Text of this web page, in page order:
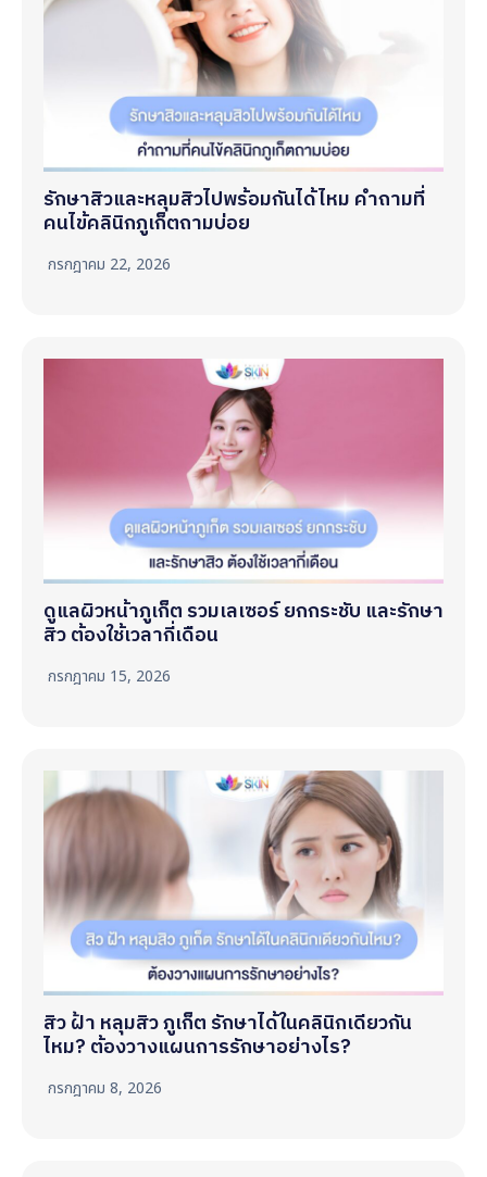
รักษาสิวและหลุมสิวไปพร้อมกันได้ไหม คำถามที่
คนไข้คลินิกภูเก็ตถามบ่อย
กรกฎาคม 22, 2026
ดูแลผิวหน้าภูเก็ต รวมเลเซอร์ ยกกระชับ และรักษา
สิว ต้องใช้เวลากี่เดือน
กรกฎาคม 15, 2026
สิว ฝ้า หลุมสิว ภูเก็ต รักษาได้ในคลินิกเดียวกัน
ไหม? ต้องวางแผนการรักษาอย่างไร?
กรกฎาคม 8, 2026